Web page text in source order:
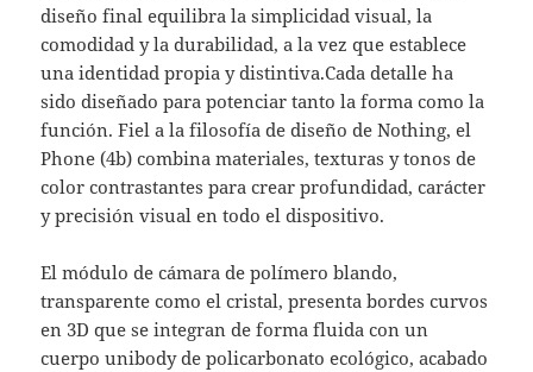
diseño final equilibra la simplicidad visual, la
comodidad y la durabilidad, a la vez que establece
una identidad propia y distintiva.Cada detalle ha
sido diseñado para potenciar tanto la forma como la
función. Fiel a la filosofía de diseño de Nothing, el
Phone (4b) combina materiales, texturas y tonos de
color contrastantes para crear profundidad, carácter
y precisión visual en todo el dispositivo.
El módulo de cámara de polímero blando,
transparente como el cristal, presenta bordes curvos
en 3D que se integran de forma fluida con un
cuerpo unibody de policarbonato ecológico, acabado